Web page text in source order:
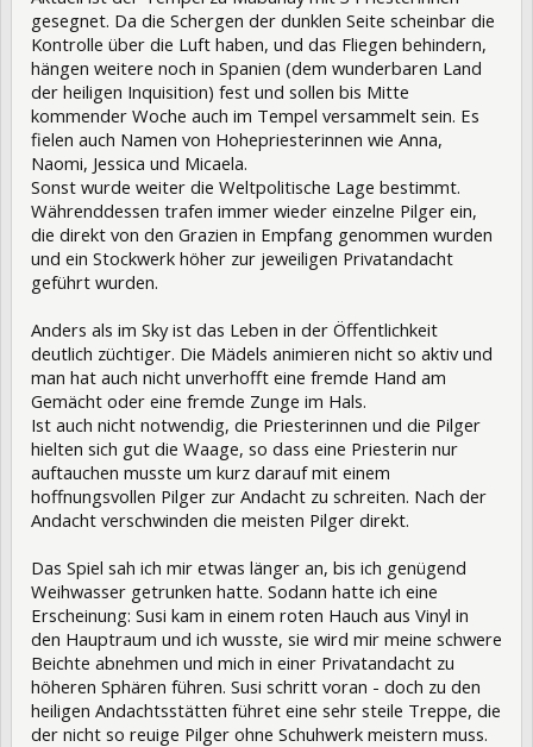
gesegnet. Da die Schergen der dunklen Seite scheinbar die
Kontrolle über die Luft haben, und das Fliegen behindern,
hängen weitere noch in Spanien (dem wunderbaren Land
der heiligen Inquisition) fest und sollen bis Mitte
kommender Woche auch im Tempel versammelt sein. Es
fielen auch Namen von Hohepriesterinnen wie Anna,
Naomi, Jessica und Micaela.
Sonst wurde weiter die Weltpolitische Lage bestimmt.
Währenddessen trafen immer wieder einzelne Pilger ein,
die direkt von den Grazien in Empfang genommen wurden
und ein Stockwerk höher zur jeweiligen Privatandacht
geführt wurden.
Anders als im Sky ist das Leben in der Öffentlichkeit
deutlich züchtiger. Die Mädels animieren nicht so aktiv und
man hat auch nicht unverhofft eine fremde Hand am
Gemächt oder eine fremde Zunge im Hals.
Ist auch nicht notwendig, die Priesterinnen und die Pilger
hielten sich gut die Waage, so dass eine Priesterin nur
auftauchen musste um kurz darauf mit einem
hoffnungsvollen Pilger zur Andacht zu schreiten. Nach der
Andacht verschwinden die meisten Pilger direkt.
Das Spiel sah ich mir etwas länger an, bis ich genügend
Weihwasser getrunken hatte. Sodann hatte ich eine
Erscheinung: Susi kam in einem roten Hauch aus Vinyl in
den Hauptraum und ich wusste, sie wird mir meine schwere
Beichte abnehmen und mich in einer Privatandacht zu
höheren Sphären führen. Susi schritt voran - doch zu den
heiligen Andachtsstätten führet eine sehr steile Treppe, die
der nicht so reuige Pilger ohne Schuhwerk meistern muss.